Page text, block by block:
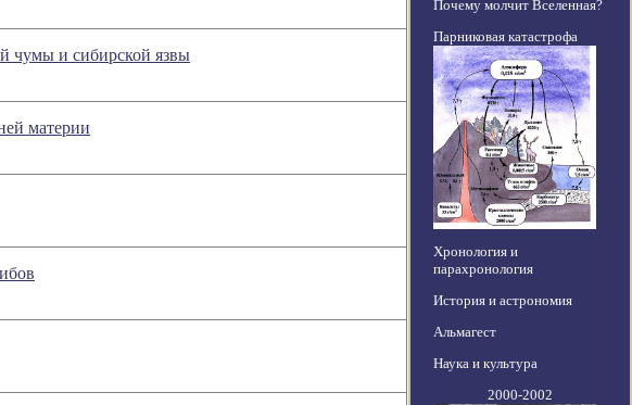
чумы и сибирской язвы
материи
Почему молчит Вселенная?
Парниковая катастрофа
Хронология и
парахронология
История и астрономия
Альмагест
Наука и культура
2000-2002